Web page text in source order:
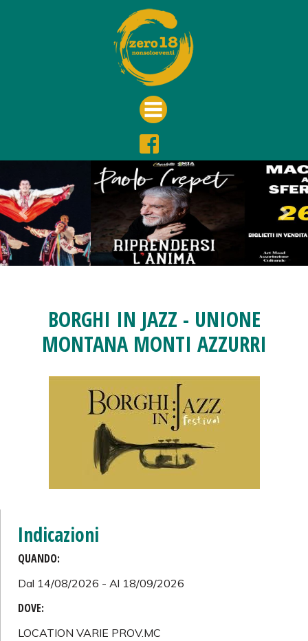
Previous Next
BORGHI IN JAZZ - UNIONE
MONTANA MONTI AZZURRI
Indicazioni
QUANDO:
Dal 14/08/2026 - Al 18/09/2026
DOVE:
LOCATION VARIE PROV.MC